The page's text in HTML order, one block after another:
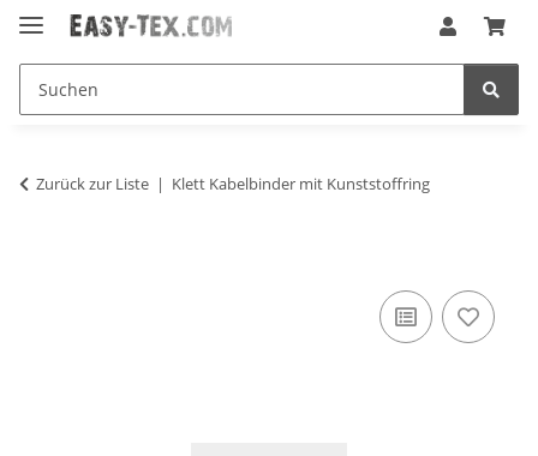
Zurück zur Liste Klett Kabelbinder mit Kunststoffring